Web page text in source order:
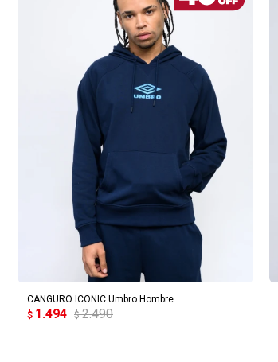
CANGURO ICONIC Umbro Hombre
$ 1.494 $ 2.490
AGREGAR AL CARRITO